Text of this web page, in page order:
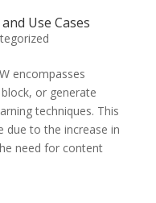
Use Cases
encompasses
or generate
techniques. This
due to the increase in
need for content